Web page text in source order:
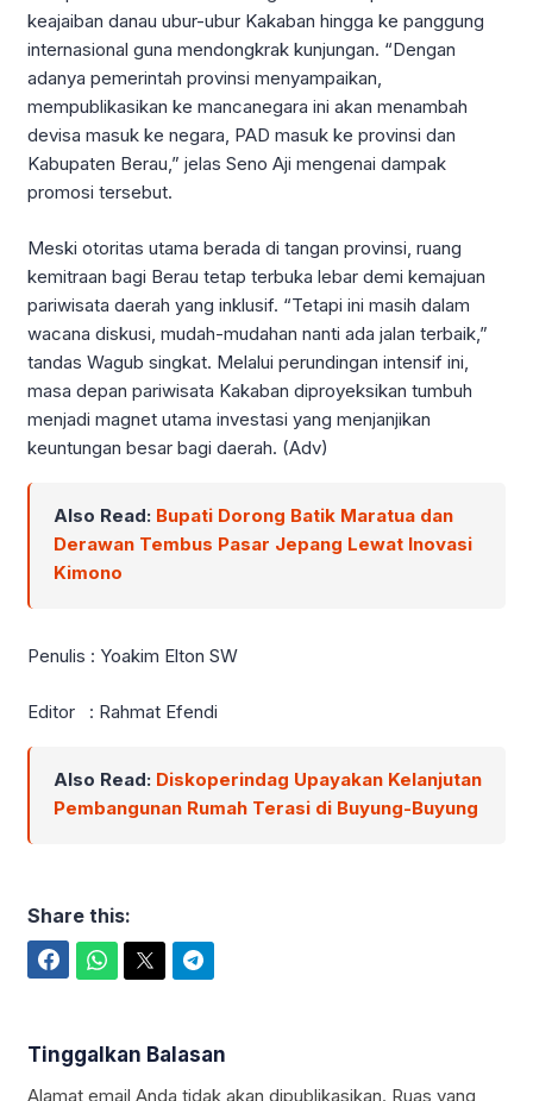
keajaiban danau ubur-ubur Kakaban hingga ke panggung
internasional guna mendongkrak kunjungan. “Dengan
adanya pemerintah provinsi menyampaikan,
mempublikasikan ke mancanegara ini akan menambah
devisa masuk ke negara, PAD masuk ke provinsi dan
Kabupaten Berau,” jelas Seno Aji mengenai dampak
promosi tersebut.
Meski otoritas utama berada di tangan provinsi, ruang
kemitraan bagi Berau tetap terbuka lebar demi kemajuan
pariwisata daerah yang inklusif. “Tetapi ini masih dalam
wacana diskusi, mudah-mudahan nanti ada jalan terbaik,”
tandas Wagub singkat. Melalui perundingan intensif ini,
masa depan pariwisata Kakaban diproyeksikan tumbuh
menjadi magnet utama investasi yang menjanjikan
keuntungan besar bagi daerah. (Adv)
Also Read: Bupati Dorong Batik Maratua dan
Derawan Tembus Pasar Jepang Lewat Inovasi
Kimono
Penulis : Yoakim Elton SW
Editor : Rahmat Efendi
Also Read: Diskoperindag Upayakan Kelanjutan
Pembangunan Rumah Terasi di Buyung-Buyung
Share this:
Tinggalkan Balasan
Alamat email Anda tidak akan dipublikasikan. Ruas yang